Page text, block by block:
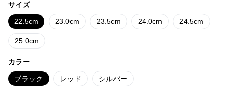
サイズ
22.5cm 23.0cm 23.5cm 24.0cm 24.5cm
25.0cm
カラー
ブラック レッド シルバー